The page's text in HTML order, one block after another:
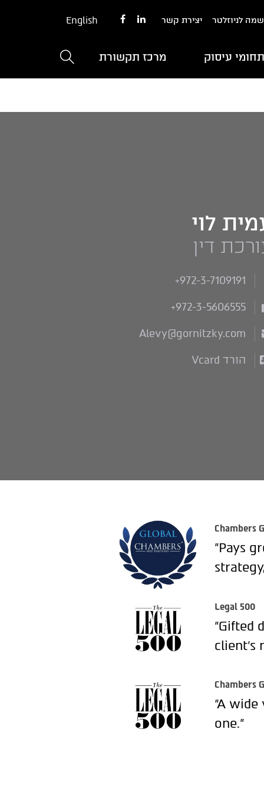
לניוזלטר יצירת קשר English
תחומי עיסוק מרכז תקשורת
לוי
דין
+972-3-7109191
+972-3-5606555
Alevy@gornitzky.com
הורד Vcard
Chambers
"Pays
Legal 500
"Gifted
client’s
Chambers
“A
one.”